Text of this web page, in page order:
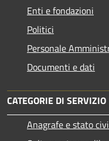
Enti e fondazioni
Politici
Personale
Documenti e dati
CATEGORIE DI SERVIZIO
Anagrafe e stato